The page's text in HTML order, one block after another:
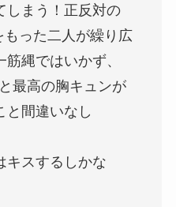
しまう！正反対の
った二人が繰り広
縄ではいかず、
最高の胸キュンが
と間違いなし
キスするしかな